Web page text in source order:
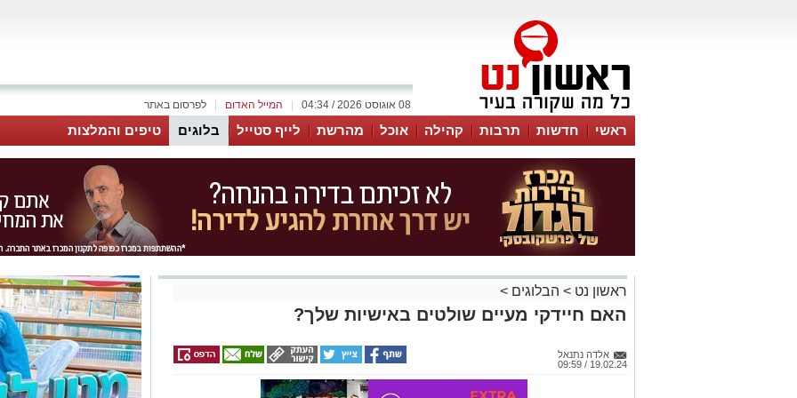
לפרסום באתר המייל האדום 08 אוגוסט 2026 / 04:34
ראשי חדשות תרבות קהילה אוכל מהרשת לייף סטייל בלוגים טיפים והמלצות
ראשון נט > הבלוגים >
האם חיידקי מעיים שולטים באישיות שלך?
אלדה נתנאל
19.02.24 / 09:59